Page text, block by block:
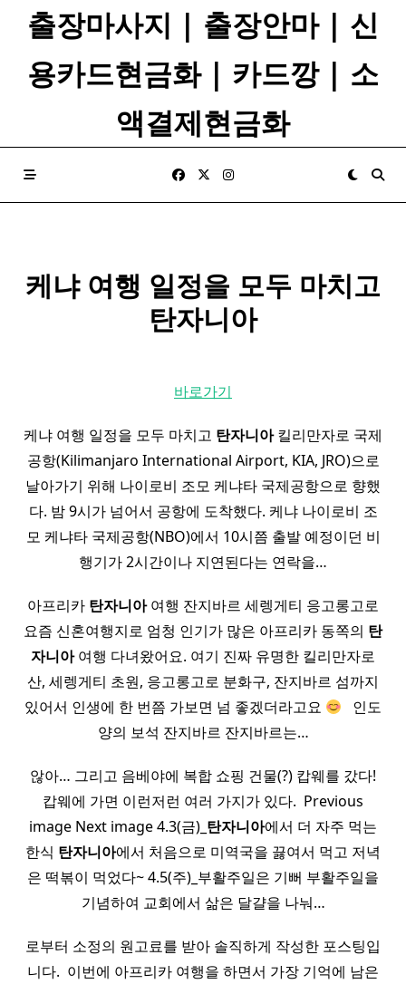
출장마사지 | 출장안마 | 신
용카드현금화 | 카드깡 | 소
액결제현금화
케냐 여행 일정을 모두 마치고
탄자니아
바로가기
케냐 여행 일정을 모두 마치고 탄자니아킬리만자로 국제
공항(Kilimanjaro International Airport, KIA, JRO)으로
날아가기 위해 나이로비 조모 케냐타 국제공항으로 향했
다. 밤 9시가 넘어서 공항에 도착했다. 케냐 나이로비 조
모 케냐타 국제공항(NBO)에서 10시쯤 출발 예정이던 비
행기가 2시간이나 지연된다는 연락을…
​ 아프리카 탄자니아여행 잔지바르 세렝게티 응고롱고로 ​
요즘 신혼여행지로 엄청 인기가 많은 아프리카 동쪽의 탄
자니아여행 다녀왔어요. 여기 진짜 유명한 킬리만자로
산, 세렝게티 초원, 응고롱고로 분화구, 잔지바르 섬까지
있어서 인생에 한 번쯤 가보면 넘 좋겠더라고요
​ ​ 인도
양의 보석 잔지바르 잔지바르는…
않아… 그리고 음베야에 복합 쇼핑 건물(?) 캅웨를 갔다!
캅웨에 가면 이런저런 여러 가지가 있다. ​ Previous
image Next image 4.3(금)_ 탄자니아에서 더 자주 먹는
한식 탄자니아에서 처음으로 미역국을 끓여서 먹고 저녁
은 떡볶이 먹었다~ 4.5(주)_부활주일은 기뻐 부활주일을
기념하여 교회에서 삶은 달걀을 나눠…
로부터 소정의 원고료를 받아 솔직하게 작성한 포스팅입
니다. ​ 이번에 아프리카 여행을 하면서 가장 기억에 남은